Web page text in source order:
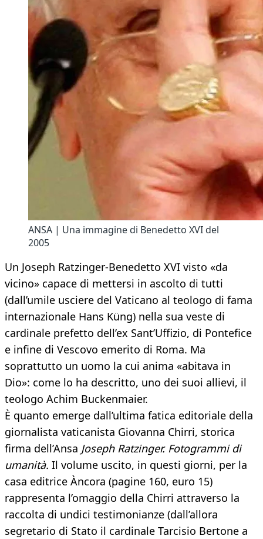
ANSA | Una immagine di Benedetto XVI del
2005
Un Joseph Ratzinger-Benedetto XVI visto «da
vicino» capace di mettersi in ascolto di tutti
(dall’umile usciere del Vaticano al teologo di fama
internazionale Hans Küng) nella sua veste di
cardinale prefetto dell’ex Sant’Uffizio, di Pontefice
e infine di Vescovo emerito di Roma. Ma
soprattutto un uomo la cui anima «abitava in
Dio»: come lo ha descritto, uno dei suoi allievi, il
teologo Achim Buckenmaier.
È quanto emerge dall’ultima fatica editoriale della
giornalista vaticanista Giovanna Chirri, storica
firma dell’Ansa Joseph Ratzinger. Fotogrammi di
umanità. Il volume uscito, in questi giorni, per la
casa editrice Àncora (pagine 160, euro 15)
rappresenta l’omaggio della Chirri attraverso la
raccolta di undici testimonianze (dall’allora
segretario di Stato il cardinale Tarcisio Bertone a